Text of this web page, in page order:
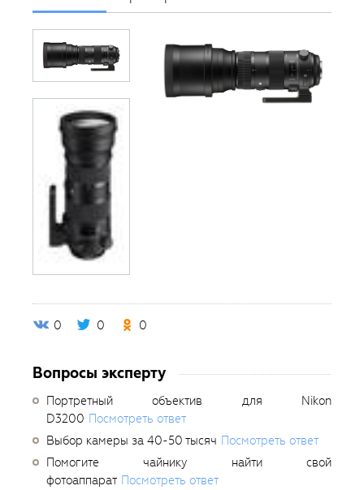
0 0 0
Вопросы эксперту
Портретный объектив для Nikon
D3200 Посмотреть ответ
Выбор камеры за 40-50 тысяч Посмотреть ответ
Помогите чайнику найти свой
фотоаппарат Посмотреть ответ